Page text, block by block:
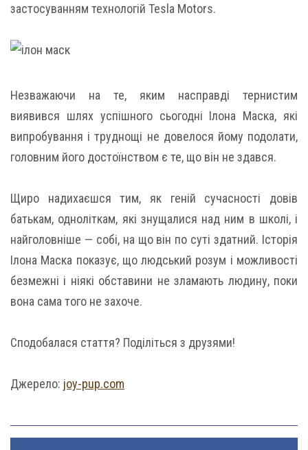
застосуванням технологій Tesla Motors.
Незважаючи на те, яким насправді тернистим
виявився шлях успішного сьогодні Ілона Маска, які
випробування і труднощі не довелося йому подолати,
головним його достоїнством є те, що він не здався.
Щиро надихаєшся тим, як геній сучасності довів
батькам, одноліткам, які знущалися над ним в школі, і
найголовніше — собі, на що він по суті здатний. Історія
Ілона Маска показує, що людський розум і можливості
безмежні і ніякі обставини не зламають людину, поки
вона сама того не захоче.
Сподобалася стаття? Поділіться з друзями!
Джерело: joy-pup.com